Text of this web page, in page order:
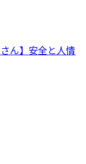
ん】安全と人情